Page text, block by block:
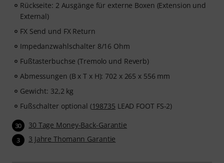
Rückseite: 2 Ausgänge für externe Boxen (Extension und
External)
FX Send und FX Return
Impedanzwahlschalter 8/16 Ohm
Fußtasterbuchse (Tremolo und Reverb)
Abmessungen (B x T x H): 702 x 265 x 556 mm
Gewicht: 32,2 kg
Fußschalter optional (198735 LEAD FOOT FS-2)
30 30 Tage Money-Back-Garantie
3 3 Jahre Thomann Garantie